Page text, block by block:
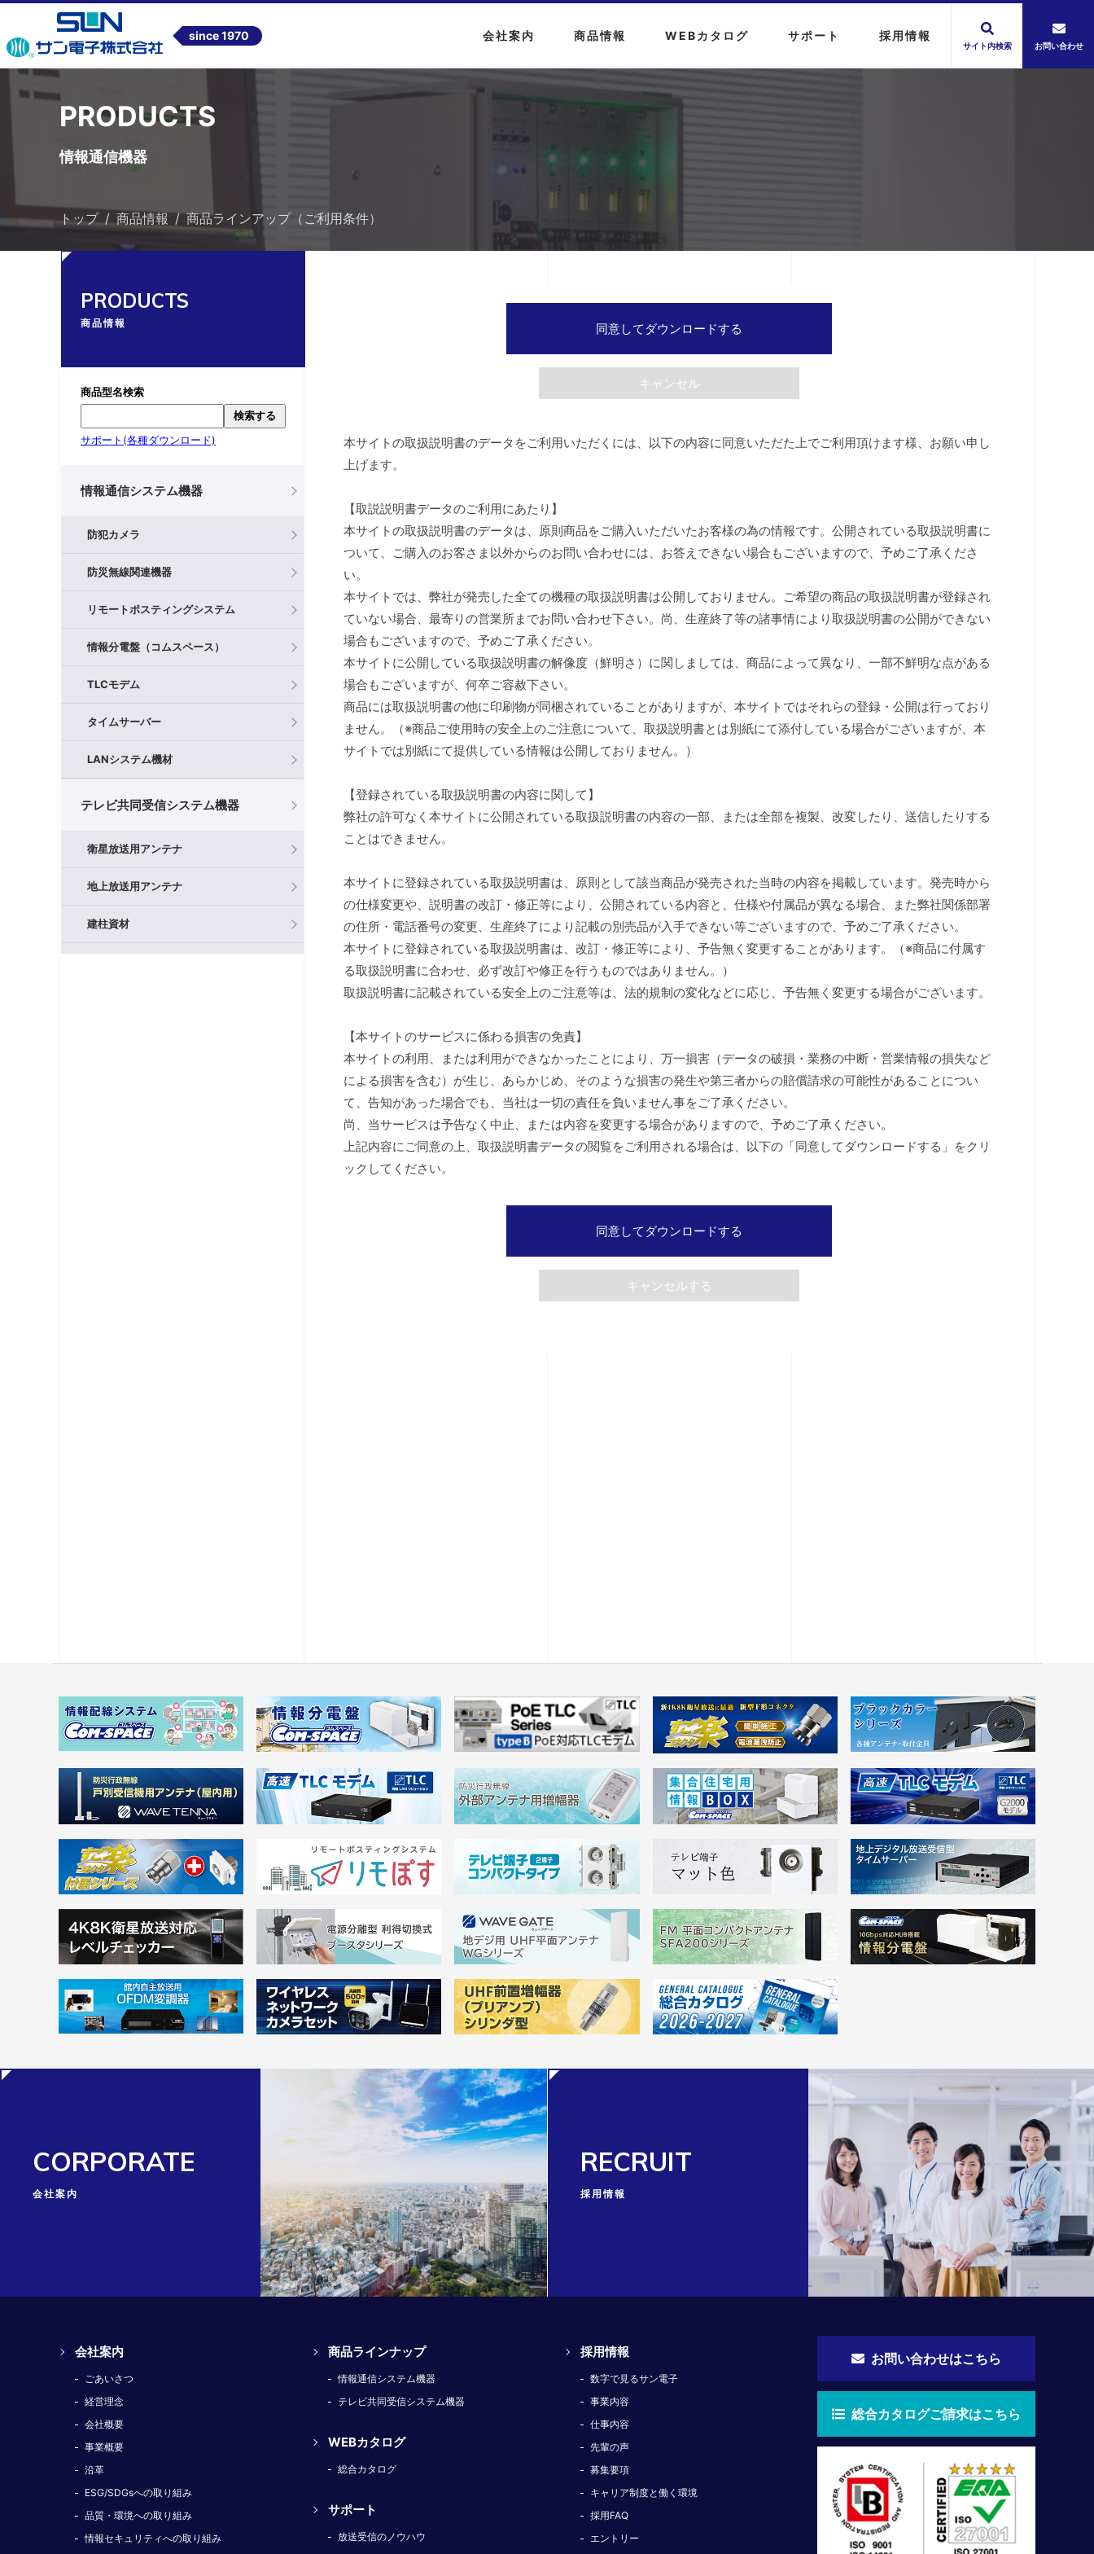
since 1970 会社案内 商品情報 WEBカタログ サポート 採用情報
サイト内検索 お問い合わせ
PRODUCTS
情報通信機器
トップ 商品情報 商品ラインアップ（ご利用条件）
PRODUCTS
商品情報
商品型名検索
検索する
サポート(各種ダウンロード)
情報通信システム機器
防犯カメラ
防災無線関連機器
リモートポスティングシステム
情報分電盤（コムスペース）
TLCモデム
タイムサーバー
LANシステム機材
テレビ共同受信システム機器
衛星放送用アンテナ
地上放送用アンテナ
建柱資材
同意してダウンロードする
キャンセル
本サイトの取扱説明書のデータをご利用いただくには、以下の内容に同意いただた上でご利用頂けます様、お願い申し
上げます。
【取説説明書データのご利用にあたり】
本サイトの取扱説明書のデータは、原則商品をご購入いただいたお客様の為の情報です。公開されている取扱説明書に
ついて、ご購入のお客さま以外からのお問い合わせには、お答えできない場合もございますので、予めご了承くださ
い。
本サイトでは、弊社が発売した全ての機種の取扱説明書は公開しておりません。ご希望の商品の取扱説明書が登録され
ていない場合、最寄りの営業所までお問い合わせ下さい。尚、生産終了等の諸事情により取扱説明書の公開ができない
場合もございますので、予めご了承ください。
本サイトに公開している取扱説明書の解像度（鮮明さ）に関しましては、商品によって異なり、一部不鮮明な点がある
場合もございますが、何卒ご容赦下さい。
商品には取扱説明書の他に印刷物が同梱されていることがありますが、本サイトではそれらの登録・公開は行っており
ません。（※商品ご使用時の安全上のご注意について、取扱説明書とは別紙にて添付している場合がございますが、本
サイトでは別紙にて提供している情報は公開しておりません。）
【登録されている取扱説明書の内容に関して】
弊社の許可なく本サイトに公開されている取扱説明書の内容の一部、または全部を複製、改変したり、送信したりする
ことはできません。
本サイトに登録されている取扱説明書は、原則として該当商品が発売された当時の内容を掲載しています。発売時から
の仕様変更や、説明書の改訂・修正等により、公開されている内容と、仕様や付属品が異なる場合、また弊社関係部署
の住所・電話番号の変更、生産終了により記載の別売品が入手できない等ございますので、予めご了承ください。
本サイトに登録されている取扱説明書は、改訂・修正等により、予告無く変更することがあります。（※商品に付属す
る取扱説明書に合わせ、必ず改訂や修正を行うものではありません。）
取扱説明書に記載されている安全上のご注意等は、法的規制の変化などに応じ、予告無く変更する場合がございます。
【本サイトのサービスに係わる損害の免責】
本サイトの利用、または利用ができなかったことにより、万一損害（データの破損・業務の中断・営業情報の損失など
による損害を含む）が生じ、あらかじめ、そのような損害の発生や第三者からの賠償請求の可能性があることについ
て、告知があった場合でも、当社は一切の責任を負いません事をご了承ください。
尚、当サービスは予告なく中止、または内容を変更する場合がありますので、予めご了承ください。
上記内容にご同意の上、取扱説明書データの閲覧をご利用される場合は、以下の「同意してダウンロードする」をクリ
ックしてください。
同意してダウンロードする
キャンセルする
CORPORATE
会社案内
RECRUIT
採用情報
会社案内
ごあいさつ
経営理念
会社概要
事業概要
沿革
ESG/SDGsへの取り組み
品質・環境への取り組み
情報セキュリティへの取り組み
商品ラインナップ
情報通信システム機器
テレビ共同受信システム機器
WEBカタログ
総合カタログ
サポート
放送受信のノウハウ
採用情報
数字で見るサン電子
事業内容
仕事内容
先輩の声
募集要項
キャリア制度と働く環境
採用FAQ
エントリー
お問い合わせはこちら
総合カタログご請求はこちら